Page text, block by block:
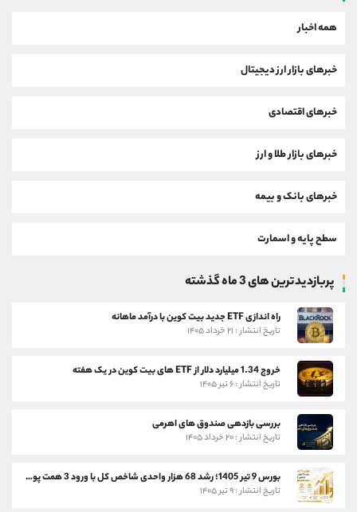
همه اخبار
خبرهای بازار ارز دیجیتال
خبرهای اقتصادی
خبرهای بازار طلا و ارز
خبرهای بانک و بیمه
سطح پایه و اسمارت
پربازدیدترین های 3 ماه گذشته
راه اندازی ETF جدید بیت کوین با درآمد ماهانه
تاریخ انتشار : ۲۱ خرداد ۱۴۰۵
خروج 1.34 میلیارد دلار از ETF های بیت کوین در یک هفته
تاریخ انتشار : ۶ تیر ۱۴۰۵
بررسی بازدهی صندوق های اهرمی
تاریخ انتشار : ۲۰ خرداد ۱۴۰۵
بورس 9 تیر 1405؛ رشد 68 هزار واحدی شاخص کل با ورود 3 همت پول حقیقی
تاریخ انتشار : ۹ تیر ۱۴۰۵